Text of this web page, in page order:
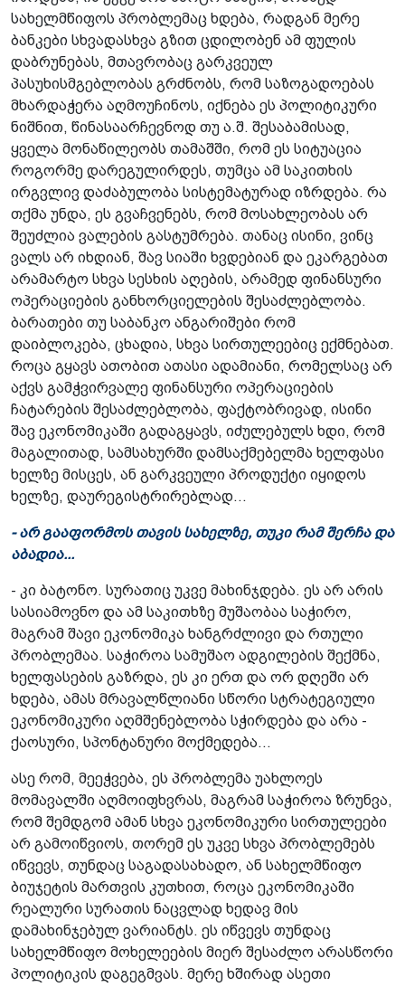
სახელმწიფოს პრობლემაც ხდება, რადგან მერე
ბანკები სხვადასხვა გზით ცდილობენ ამ ფულის
დაბრუნებას, მთავრობაც გარკვეულ
პასუხისმგებლობას გრძნობს, რომ საზოგადოებას
მხარდაჭერა აღმოუჩინოს, იქნება ეს პოლიტიკური
ნიშნით, წინასაარჩევნოდ თუ ა.შ. შესაბამისად,
ყველა მონაწილეობს თამაშში, რომ ეს სიტუაცია
როგორმე დარეგულირდეს, თუმცა ამ საკითხის
ირგვლივ დაძაბულობა სისტემატურად იზრდება. რა
თქმა უნდა, ეს გვაჩვენებს, რომ მოსახლეობას არ
შეუძლია ვალების გასტუმრება. თანაც ისინი, ვინც
ვალს არ იხდიან, შავ სიაში ხვდებიან და ეკარგებათ
არამარტო სხვა სესხის აღების, არამედ ფინანსური
ოპერაციების განხორციელების შესაძლებლობა.
ბარათები თუ საბანკო ანგარიშები რომ
დაიბლოკება, ცხადია, სხვა სირთულეებიც ექმნებათ.
როცა გყავს ათობით ათასი ადამიანი, რომელსაც არ
აქვს გამჭვირვალე ფინანსური ოპერაციების
ჩატარების შესაძლებლობა, ფაქტობრივად, ისინი
შავ ეკონომიკაში გადაგყავს, იძულებულს ხდი, რომ
მაგალითად, სამსახურში დამსაქმებელმა ხელფასი
ხელზე მისცეს, ან გარკვეული პროდუქტი იყიდოს
ხელზე, დაურეგისტრირებლად...
- არ გააფორმოს თავის სახელზე, თუკი რამ შერჩა და
აბადია...
- კი ბატონო. სურათიც უკვე მახინჯდება. ეს არ არის
სასიამოვნო და ამ საკითხზე მუშაობაა საჭირო,
მაგრამ შავი ეკონომიკა ხანგრძლივი და რთული
პრობლემაა. საჭიროა სამუშაო ადგილების შექმნა,
ხელფასების გაზრდა, ეს კი ერთ და ორ დღეში არ
ხდება, ამას მრავალწლიანი სწორი სტრატეგიული
ეკონომიკური აღმშენებლობა სჭირდება და არა -
ქაოსური, სპონტანური მოქმედება...
ასე რომ, მეეჭვება, ეს პრობლემა უახლოეს
მომავალში აღმოიფხვრას, მაგრამ საჭიროა ზრუნვა,
რომ შემდგომ ამან სხვა ეკონომიკური სირთულეები
არ გამოიწვიოს, თორემ ეს უკვე სხვა პრობლემებს
იწვევს, თუნდაც საგადასახადო, ან სახელმწიფო
ბიუჯეტის მართვის კუთხით, როცა ეკონომიკაში
რეალური სურათის ნაცვლად ხედავ მის
დამახინჯებულ ვარიანტს. ეს იწვევს თუნდაც
სახელმწიფო მოხელეების მიერ შესაძლო არასწორი
პოლიტიკის დაგეგმვას. მერე ხშირად ასეთი